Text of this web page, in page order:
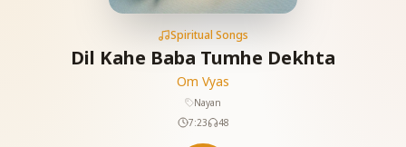
Spiritual Songs
Dil Kahe Baba Tumhe Dekhta
Om Vyas
Nayan
7:23
48